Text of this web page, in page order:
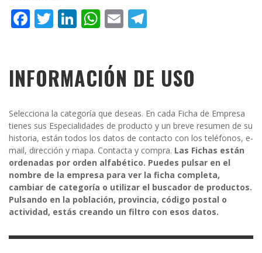
Facebook
Twitter
LinkedIn
WhatsApp
Email
INFORMACIÓN DE USO
Selecciona la categoría que deseas. En cada Ficha de Empresa
tienes sus Especialidades de producto y un breve resumen de su
historia, están todos los datos de contacto con los teléfonos, e-
mail, dirección y mapa. Contacta y compra. Las Fichas están
ordenadas por orden alfabético. Puedes pulsar en el
nombre de la empresa para ver la ficha completa,
cambiar de categoría o utilizar el buscador de productos.
Pulsando en la población, provincia, código postal o
actividad, estás creando un filtro con esos datos.